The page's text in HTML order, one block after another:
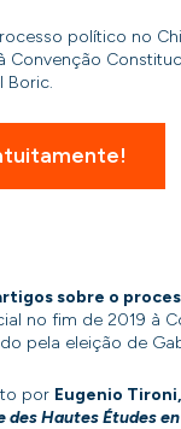
político no
Convenção
Boric.
sobre o
no fim de 2019 à
pela eleição de
por Eugenio
des Hautes Études